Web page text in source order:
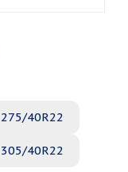
275/40R22
305/40R22